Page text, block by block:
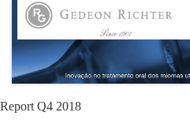
HOME
GEDEON RICHTER PORTUGAL
Report Q4 2018